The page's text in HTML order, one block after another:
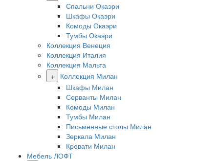
Спальни Окаэри
Шкафы Окаэри
Комоды Окаэри
Тумбы Окаэри
Коллекция Венеция
Коллекция Италия
Коллекция Мальта
+
Коллекция Милан
Шкафы Милан
Серванты Милан
Комоды Милан
Тумбы Милан
Письменные столы Милан
Зеркала Милан
Кровати Милан
Мебель ЛОФТ